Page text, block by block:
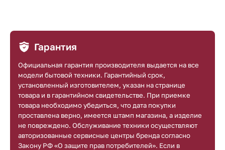
Гарантия
Официальная гарантия производителя выдается на все
модели бытовой техники. Гарантийный срок,
установленный изготовителем, указан на странице
товара и в гарантийном свидетельстве. При приемке
товара необходимо убедиться, что дата покупки
проставлена верно, имеется штамп магазина, а изделие
не повреждено. Обслуживание техники осуществляют
авторизованные сервисные центры бренда согласно
Закону РФ «О защите прав потребителей». Если в